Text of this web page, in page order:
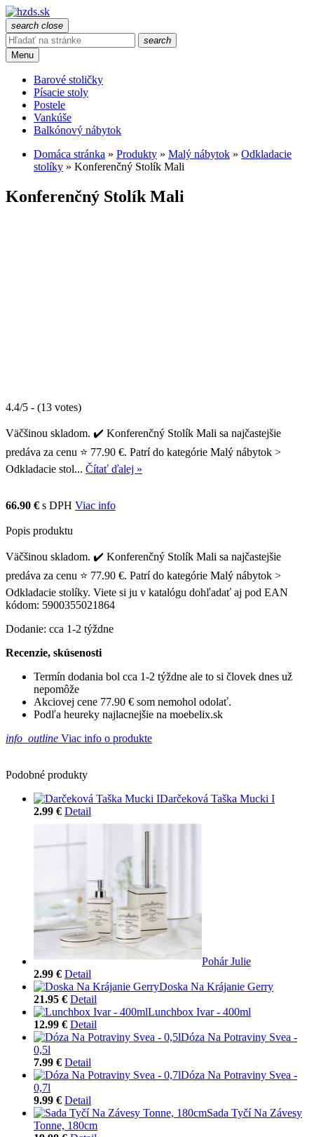
search close
search
Menu
Barové stoličky
Písacie stoly
Postele
Vankúše
Balkónový nábytok
Domáca stránka » Produkty » Malý nábytok » Odkladacie
stolíky » Konferenčný Stolík Mali
Konferenčný Stolík Mali
4.4/5 - (13 votes)
Väčšinou skladom. ✔️ Konferenčný Stolík Mali sa najčastejšie
predáva za cenu ⭐ 77.90 €. Patrí do kategórie Malý nábytok >
Odkladacie stol... Čítať ďalej »
66.90 € s DPH Viac info
Popis produktu
Väčšinou skladom. ✔️ Konferenčný Stolík Mali sa najčastejšie
predáva za cenu ⭐ 77.90 €. Patrí do kategórie Malý nábytok >
Odkladacie stolíky. Viete si ju v katalógu dohľadať aj pod EAN
kódom: 5900355021864
Dodanie: cca 1-2 týždne
Recenzie, skúsenosti
Termín dodania bol cca 1-2 týždne ale to si človek dnes už
nepomôže
Akciovej cene 77.90 € som nemohol odolať.
Podľa heureky najlacnejšie na moebelix.sk
info_outline Viac info o produkte
Podobné produkty
Darčeková Taška Mucki I
2.99 € Detail
Pohár Julie
2.99 € Detail
Doska Na Krájanie Gerry
21.95 € Detail
Lunchbox Ivar - 400ml
12.99 € Detail
Dóza Na Potraviny Svea -
0,5l
7.99 € Detail
Dóza Na Potraviny Svea -
0,7l
9.99 € Detail
Sada Tyčí Na Závesy
Tonne, 180cm